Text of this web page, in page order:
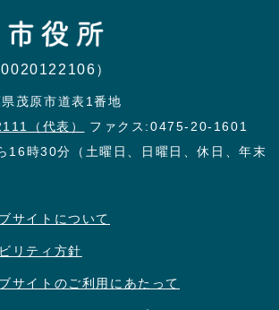
）
茂原市道表1番地
（代表）
ファクス:0475-20-1601
16時30分（土曜日、日曜日、休日、年末
サイトについて
リティ方針
サイトのご利用にあたって